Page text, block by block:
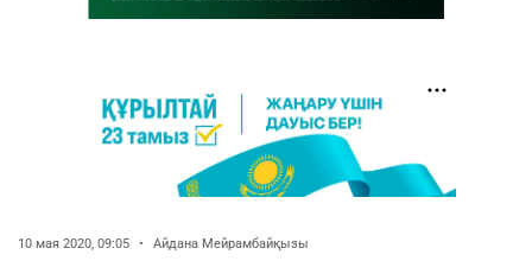
10 мая 2020, 09:05 • Айдана Мейрамбайқызы